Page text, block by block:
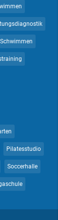
Schwimmen
Pilatesstudio
Soccerhalle